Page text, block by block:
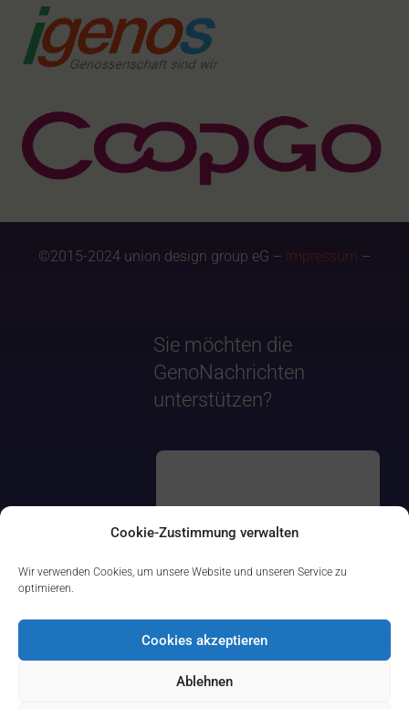
Cookie-Zustimmung verwalten
Wir verwenden Cookies, um unsere Website und unseren Service zu
optimieren.
Cookies akzeptieren
Ablehnen
©2015-2024 union design group eG – Impressum –
Sie möchten die
GenoNachrichten
unterstützen?